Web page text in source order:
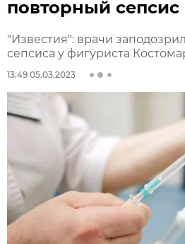
повторный сепсис
"Известия": врачи
сепсиса у фигуриста
13:49 05.03.2023